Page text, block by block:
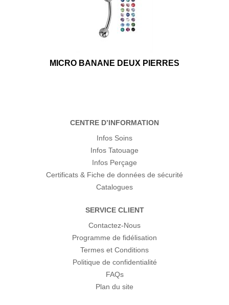
MICRO BANANE DEUX PIERRES
CENTRE D’INFORMATION
Infos Soins
Infos Tatouage
Infos Perçage
Certificats & Fiche de données de sécurité
Catalogues
SERVICE CLIENT
Contactez-Nous
Programme de fidélisation
Termes et Conditions
Politique de confidentialité
FAQs
Plan du site